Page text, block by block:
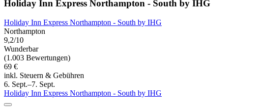
Holiday Inn Express Northampton - South by IHG
Holiday Inn Express Northampton - South by IHG
Northampton
9,2/10
Wunderbar
(1.003 Bewertungen)
69 €
inkl. Steuern & Gebühren
6. Sept.–7. Sept.
Holiday Inn Express Northampton - South by IHG